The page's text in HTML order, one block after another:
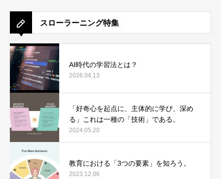
スローラーニング特集
AI時代の学習法とは？
2026.04.13
「好奇心を起点に、主体的に学び、深め
る」これは一種の「技術」である。
2024.05.20
教育における「3つの要素」を知ろう。
2023.12.06